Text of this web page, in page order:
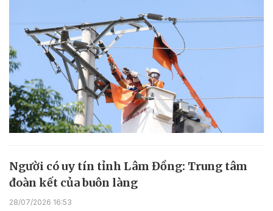
Người có uy tín tỉnh Lâm Đồng: Trung tâm
đoàn kết của buôn làng
28/07/2026 16:53